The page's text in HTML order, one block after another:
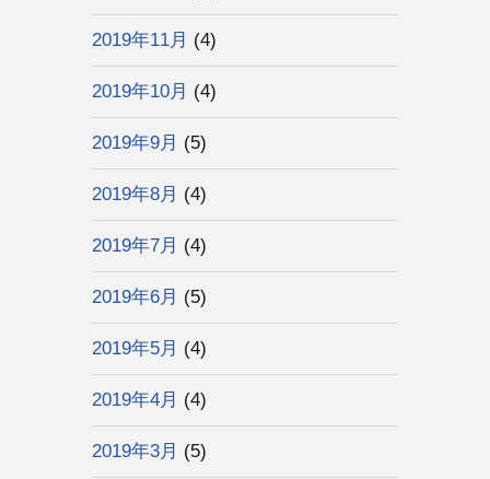
2019年11月 (4)
2019年10月 (4)
2019年9月 (5)
2019年8月 (4)
2019年7月 (4)
2019年6月 (5)
2019年5月 (4)
2019年4月 (4)
2019年3月 (5)